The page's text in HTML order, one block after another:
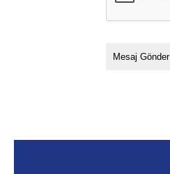
Mesaj Gönder